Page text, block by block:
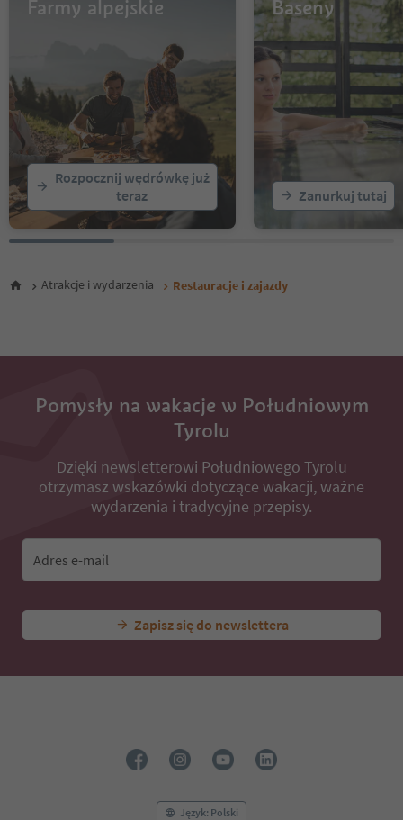
17
18
19
21
22
23
24
25
26
Farmy alpejskie
Rozpocznij wędrówkę już
teraz
Baseny
Zanurkuj tutaj
Atrakcje i wydarzenia Restauracje i zajazdy
Pomysły na wakacje w Południowym
Tyrolu
Dzięki newsletterowi Południowego Tyrolu
otrzymasz wskazówki dotyczące wakacji, ważne
wydarzenia i tradycyjne przepisy.
Adres e-mail
Zapisz się do newslettera
Język: Polski